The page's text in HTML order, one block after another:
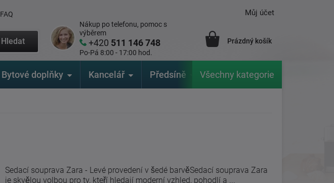
FAQ
Hledat
Nákup po telefonu, pomoc s
výběrem
+420 511 146 748
Po-Pá 8:00 - 17:00 hod.
Můj účet
Prázdný košík
Bytové doplňky Kancelář Předsíně Zahrada Značky
Všechny kategorie
Sedací souprava Zara - Levé provedení v šedé barvěSedací souprava Zara
je skvělou volbou pro ty, kteří hledají moderní vzhled, pohodlí a ...